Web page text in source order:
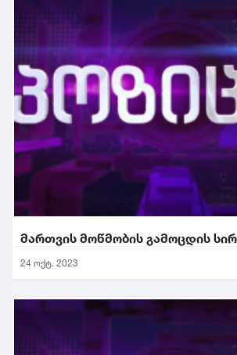
მართვის მოწმობის გამოცდის
24 ოქტ. 2023